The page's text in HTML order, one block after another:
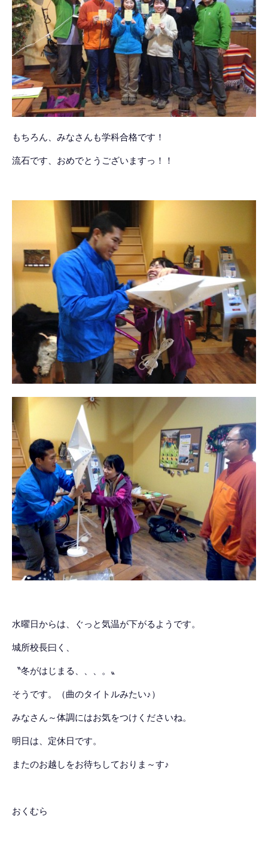
もちろん、みなさんも学科合格です！
流石です、おめでとうございますっ！！
水曜日からは、ぐっと気温が下がるようです。
城所校長曰く、
〝冬がはじまる、、、。〟
そうです。（曲のタイトルみたい♪）
みなさん～体調にはお気をつけくださいね。
明日は、定休日です。
またのお越しをお待ちしておりま～す♪
おくむら